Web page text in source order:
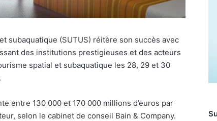
subaquatique (SUTUS) réitère son succès avec
des institutions prestigieuses et des acteurs
spatial et subaquatique les 28, 29 et 30
entre 130 000 et 170 000 millions d’euros par
selon le cabinet de conseil Bain & Company.